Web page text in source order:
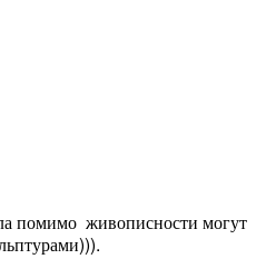
помимо живописности могут